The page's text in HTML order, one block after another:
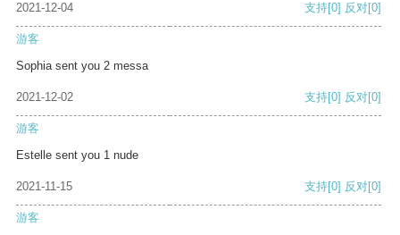
2021-12-04 支持[0] 反对[0]
游客
Sophia sent you 2 messa
2021-12-02 支持[0] 反对[0]
游客
Estelle sent you 1 nude
2021-11-15 支持[0] 反对[0]
游客